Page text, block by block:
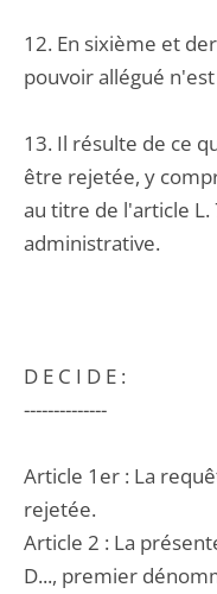
12. En sixième et
pouvoir allégué
13. Il résulte de ce
être rejetée, y
au titre de l'article L.
administrative.
D E C I D E :
--------------
Article 1er : La
rejetée.
Article 2 : La
D..., premier